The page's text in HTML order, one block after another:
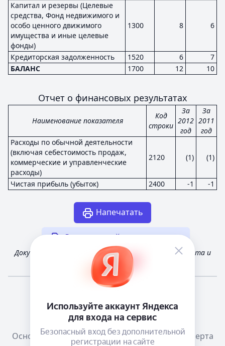
Капитал и резервы (Целевые
средства, Фонд недвижимого и
особо ценного движимого
имущества и иные целевые
фонды)
1300 8 6
Кредиторская задолженность 1520 6
7
БАЛАНС
1700 12 10
Отчет о финансовых результатах
Наименование показателя
Код
строки
За
2012
год
За
2011
год
Расходы по обычной деятельности
(включая себестоимость продаж,
коммерческие и управленческие
расходы)
2120 (1) (1)
Чистая прибыль (убыток) 2400 -1 -1
Напечатать
Другая случайная отчетность
Документ получен из открытых источников Росстата и
Федеральной налоговой службы России
Телеграм канал о сервисе
Основания размещения информации
Оферта